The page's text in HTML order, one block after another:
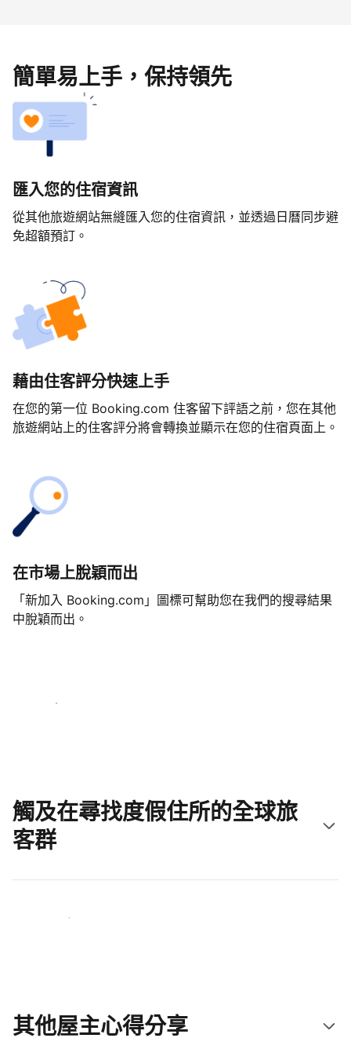
簡單易上手，保持領先
匯入您的住宿資訊
從其他旅遊網站無縫匯入您的住宿資訊，並透過日曆同步避
免超額預訂。
藉由住客評分快速上手
在您的第一位 Booking.com 住客留下評語之前，您在其他
旅遊網站上的住客評分將會轉換並顯示在您的住宿頁面上。
在市場上脫穎而出
「新加入 Booking.com」圖標可幫助您在我們的搜尋結果
中脫穎而出。
立即開始吧
觸及在尋找度假住所的全球旅
客群
立即接觸新住客
其他屋主心得分享